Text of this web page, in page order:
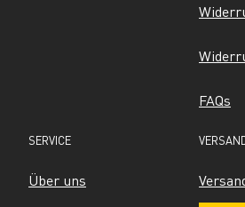
FAQs
SERVICE
Über uns